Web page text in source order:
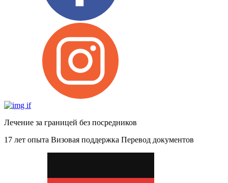
Лечение за границей без посредников
17 лет опыта Визовая поддержка Перевод документов